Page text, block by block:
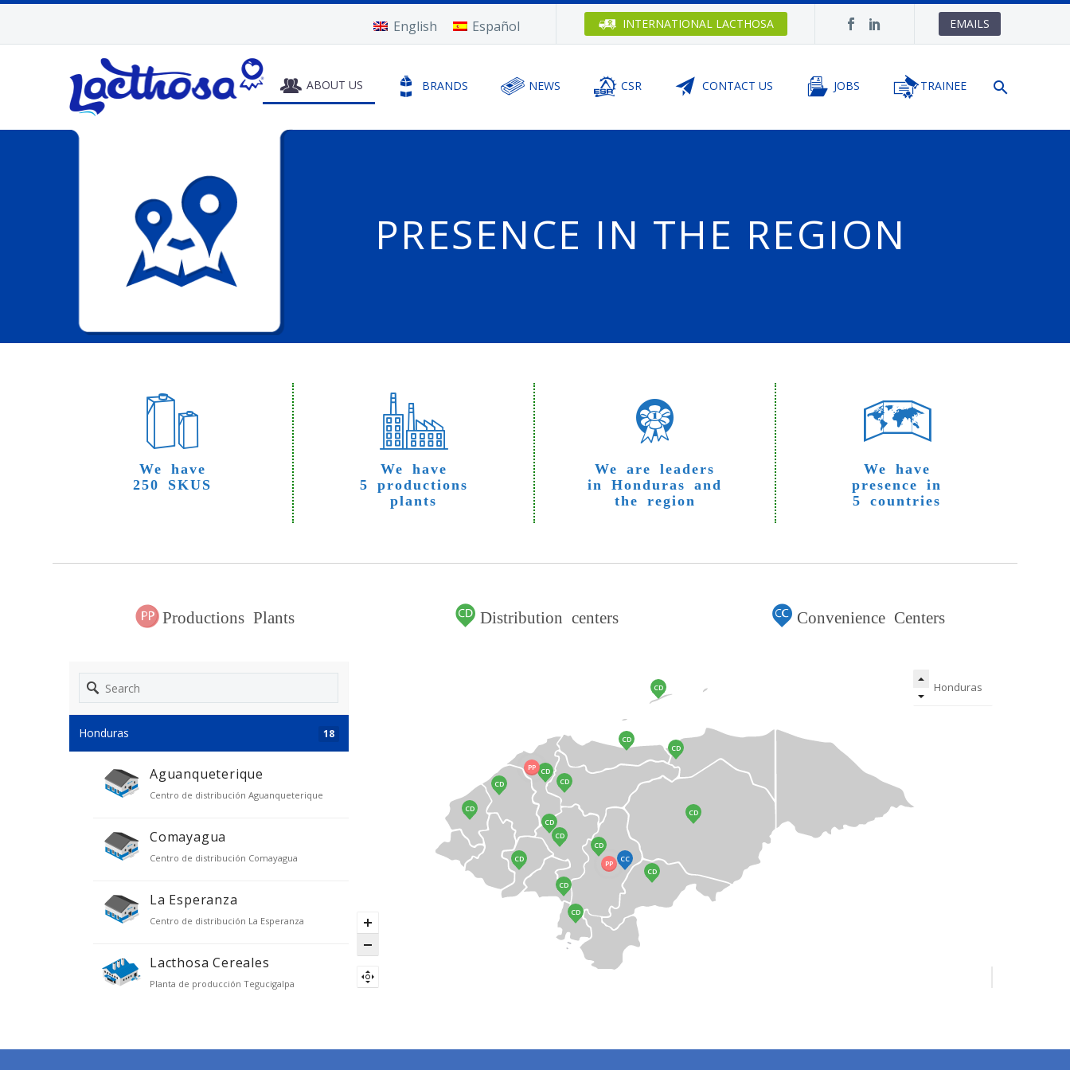
English Español INTERNATIONAL LACTHOSA EMAILS
ABOUT US BRANDS NEWS CSR CONTACT US JOBS TRAINEE
PRESENCE IN THE REGION
We have
250 SKUS
We have
5 productions
plants
We are leaders
in Honduras and
the region
We have
presence in
5 countries
Productions Plants Distribution centers Convenience Centers
CD
CD
CD
CD
PP
CD
CD
CD
CD
CD
CD
CD
CD
CD
PP
CC
CD
CD
18
Honduras
Aguanqueterique
Centro de distribución Aguanqueterique
Comayagua
Centro de distribución Comayagua
La Esperanza
Centro de distribución La Esperanza
Lacthosa Cereales
Planta de producción Tegucigalpa
Centro de distribución Tegucigalpa